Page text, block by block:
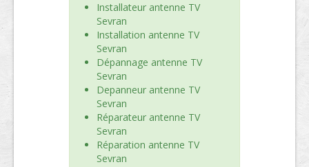
Installateur antenne TV
Sevran
Installation antenne TV
Sevran
Dépannage antenne TV
Sevran
Depanneur antenne TV
Sevran
Réparateur antenne TV
Sevran
Réparation antenne TV
Sevran